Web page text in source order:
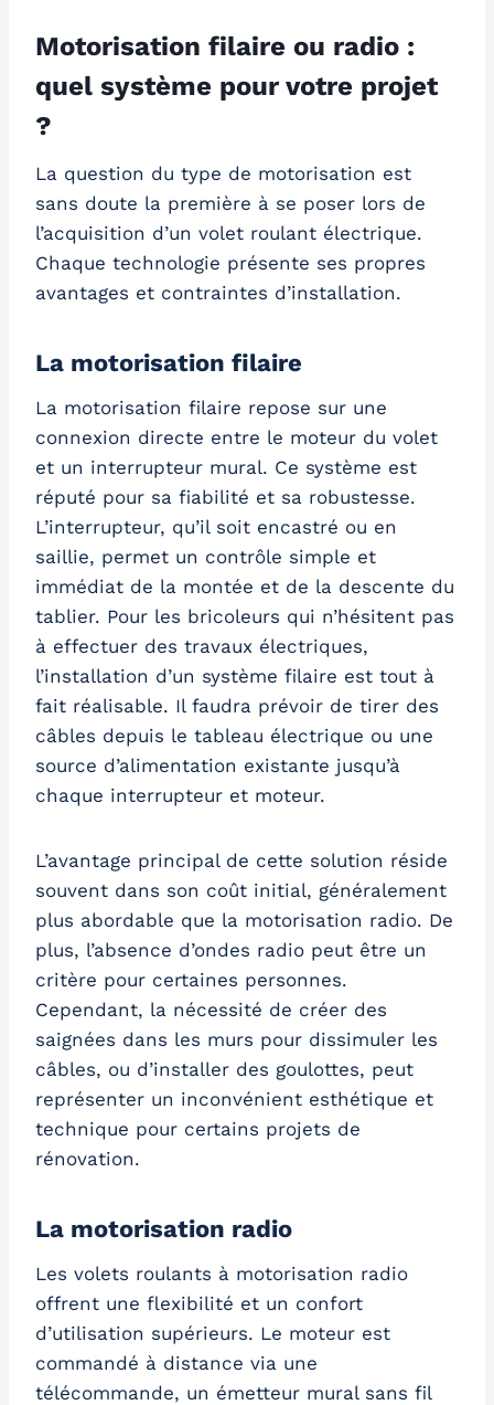
Motorisation filaire ou radio :
quel système pour votre projet
?
La question du type de motorisation est
sans doute la première à se poser lors de
l’acquisition d’un volet roulant électrique.
Chaque technologie présente ses propres
avantages et contraintes d’installation.
La motorisation filaire
La motorisation filaire repose sur une
connexion directe entre le moteur du volet
et un interrupteur mural. Ce système est
réputé pour sa fiabilité et sa robustesse.
L’interrupteur, qu’il soit encastré ou en
saillie, permet un contrôle simple et
immédiat de la montée et de la descente du
tablier. Pour les bricoleurs qui n’hésitent pas
à effectuer des travaux électriques,
l’installation d’un système filaire est tout à
fait réalisable. Il faudra prévoir de tirer des
câbles depuis le tableau électrique ou une
source d’alimentation existante jusqu’à
chaque interrupteur et moteur.
L’avantage principal de cette solution réside
souvent dans son coût initial, généralement
plus abordable que la motorisation radio. De
plus, l’absence d’ondes radio peut être un
critère pour certaines personnes.
Cependant, la nécessité de créer des
saignées dans les murs pour dissimuler les
câbles, ou d’installer des goulottes, peut
représenter un inconvénient esthétique et
technique pour certains projets de
rénovation.
La motorisation radio
Les volets roulants à motorisation radio
offrent une flexibilité et un confort
d’utilisation supérieurs. Le moteur est
commandé à distance via une
télécommande, un émetteur mural sans fil